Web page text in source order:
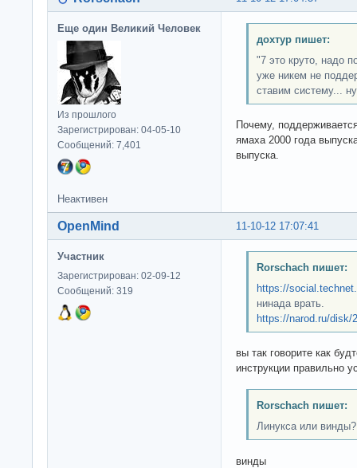
Еще один Великий Человек
Из прошлого
Зарегистрирован: 04-05-10
Сообщений: 7,401
дохтур пишет:
"7 это круто, надо
уже никем не
ставим систему...
Почему,
ямаха 2000 года
выпуска.
Неактивен
11-10-12 17:07:41
OpenMind
Участник
Зарегистрирован: 02-09-12
Сообщений: 319
Rorschach пишет:
https://
нинада врать.
https://narod.ru/disk/
вы так говорите как
инструкции правильно
Rorschach пишет:
Линукса или винды?
винды